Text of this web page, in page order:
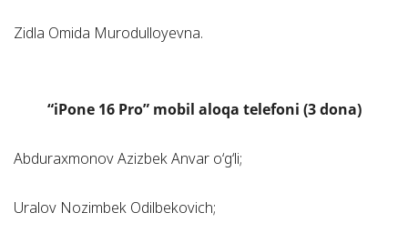
Zidla Omida Murodulloyevna.
“iPone 16 Pro” mobil aloqa telefoni (3 dona)
Abduraxmonov Azizbek Anvar o‘g‘li;
Uralov Nozimbek Odilbekovich;